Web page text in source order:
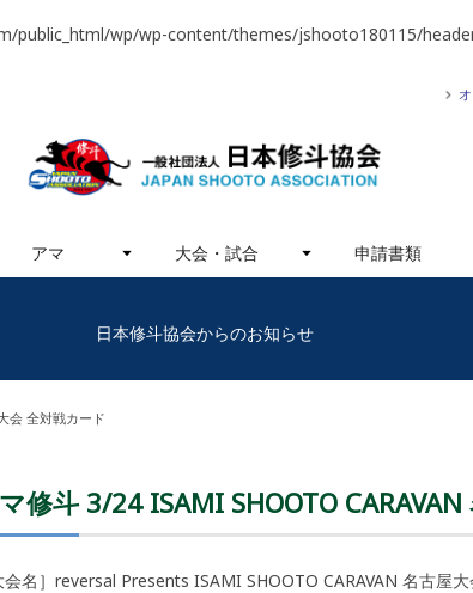
wp/wp-content/themes/jshooto180115/
アマ 大会・試合 申請書類
日本修斗協会からのお知らせ
会 全対戦カード
修斗 3/24 ISAMI SHOOTO
会名］reversal Presents ISAMI SHOOTO CARAVAN 名古屋大